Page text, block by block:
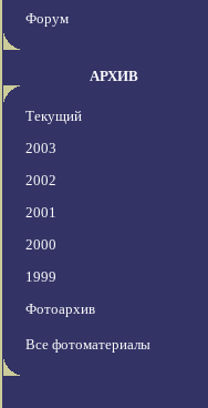
Форум
АРХИВ
Текущий
2003
2002
2001
2000
1999
Фотоархив
Все фотоматериалы